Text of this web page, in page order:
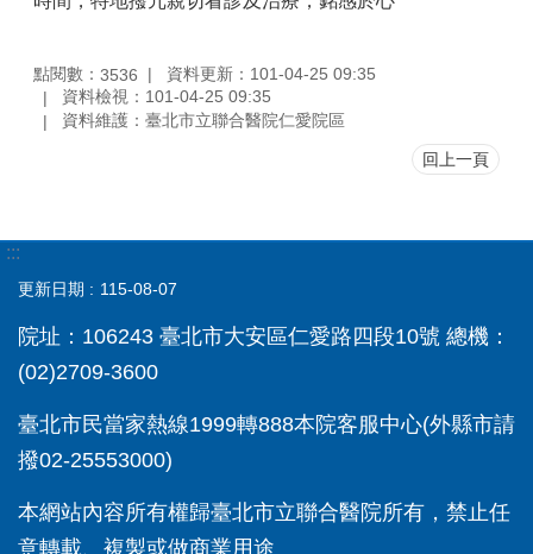
點閱數： 3536
資料更新：101-04-25 09:35
資料檢視：101-04-25 09:35
資料維護：臺北市立聯合醫院仁愛院區
回上一頁
:::
更新日期 115-08-07
院址：106243 臺北市大安區仁愛路四段10號 總機：
(02)2709-3600
臺北市民當家熱線1999轉888本院客服中心(外縣市請
撥02-25553000)
本網站內容所有權歸臺北市立聯合醫院所有，禁止任
意轉載、複製或做商業用途